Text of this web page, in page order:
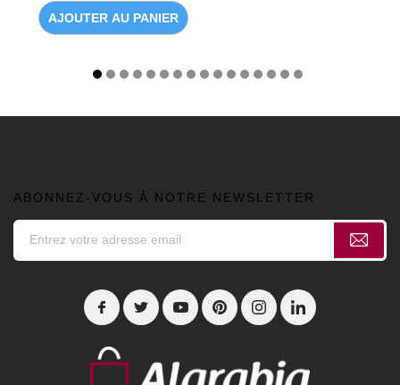
AJOUTER AU PANIER
ABONNEZ-VOUS À NOTRE NEWSLETTER